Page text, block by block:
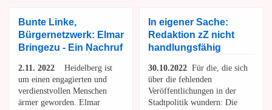
Bunte Linke,
Bürgernetzwerk: Elmar
Bringezu - Ein Nachruf
2.11. 2022
Heidelberg ist
um einen engagierten und
verdienstvollen Menschen
ärmer geworden. Elmar
In eigener Sache:
Redaktion zZ nicht
handlungsfähig
30.10.2022 Für die, die sich
über die fehlenden
Veröffentlichungen in der
Stadtpolitik wundern: Die